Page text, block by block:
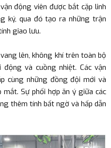
động viên được bắt cặp linh
ký, qua đó tạo ra những trận
giao lưu.
lên, không khí trên toàn bộ
và cuồng nhiệt. Các vận
cùng những đồng đội mới và
Sự phối hợp ăn ý giữa các
thêm tính bất ngờ và hấp dẫn